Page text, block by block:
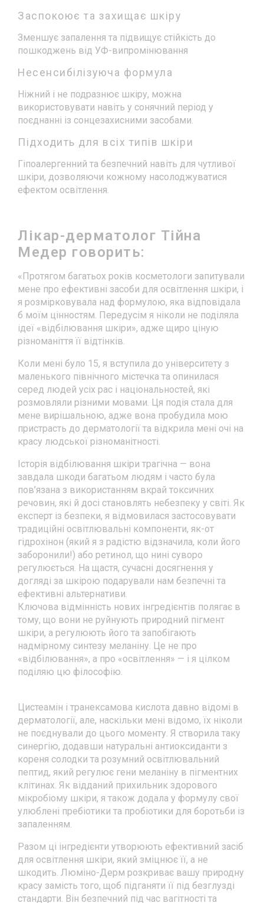
Заспокоює та захищає шкіру
Зменшує запалення та підвищує стійкість до
пошкоджень від УФ-випромінювання
Несенсибілізуюча формула
Ніжний і не подразнює шкіру, можна
використовувати навіть у сонячний період у
поєднанні із сонцезахисними засобами.
Підходить для всіх типів шкіри
Гіпоалергенний та безпечний навіть для чутливої
шкіри, дозволяючи кожному насолоджуватися
ефектом освітлення.
Лікар-дерматолог Тійна
Медер говорить:
«Протягом багатьох років косметологи запитували
мене про ефективні засоби для освітлення шкіри, і
я розмірковувала над формулою, яка відповідала
б моїм цінностям. Передусім я ніколи не поділяла
ідеї «відбілювання шкіри», адже щиро ціную
різноманіття її відтінків.
Коли мені було 15, я вступила до університету з
маленького північного містечка та опинилася
серед людей усіх рас і національностей, які
розмовляли різними мовами. Ця подія стала для
мене вирішальною, адже вона пробудила мою
пристрасть до дерматології та відкрила мені очі на
красу людської різноманітності.
Історія відбілювання шкіри трагічна — вона
завдала шкоди багатьом людям і часто була
пов’язана з використанням вкрай токсичних
речовин, які й досі становлять небезпеку у світі. Як
експерт із безпеки, я відмовилася застосовувати
традиційні освітлювальні компоненти, як-от
гідрохінон (який я з радістю відзначила, коли його
заборонили!) або ретинол, що нині суворо
регулюється. На щастя, сучасні досягнення у
догляді за шкірою подарували нам безпечні та
ефективні альтернативи.
Ключова відмінність нових інгредієнтів полягає в
тому, що вони не руйнують природний пігмент
шкіри, а регулюють його та запобігають
надмірному синтезу меланіну. Це не про
«відбілювання», а про «освітлення» — і я цілком
поділяю цю філософію.
Цистеамін і транексамова кислота давно відомі в
дерматології, але, наскільки мені відомо, їх ніколи
не поєднували до цього моменту. Я створила таку
синергію, додавши натуральні антиоксиданти з
кореня солодки та розумний освітлювальний
пептид, який регулює гени меланіну в пігментних
клітинах. Як відданий прихильник здорового
мікробіому шкіри, я також додала у формулу свої
улюблені пребіотики та пробіотики для боротьби із
запаленням.
Разом ці інгредієнти утворюють ефективний засіб
для освітлення шкіри, який зміцнює її, а не
шкодить. Люміно-Дерм розкриває вашу природну
красу замість того, щоб підганяти її під безглузді
стандарти. Він безпечний під час вагітності та